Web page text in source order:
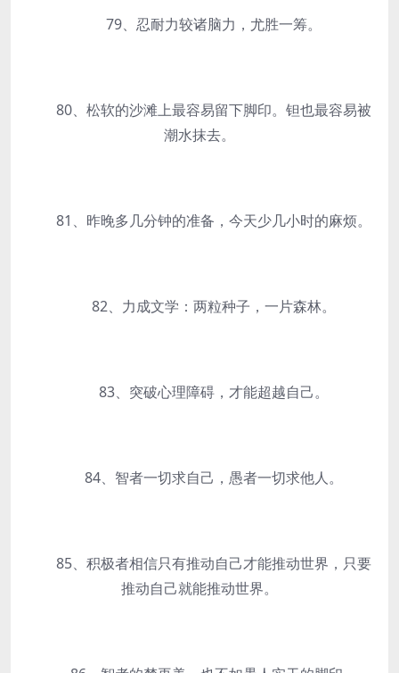
79、忍耐力较诸脑力，尤胜一筹。
80、松软的沙滩上最容易留下脚印。钽也最容易被
潮水抹去。
81、昨晚多几分钟的准备，今天少几小时的麻烦。
82、力成文学：两粒种子，一片森林。
83、突破心理障碍，才能超越自己。
84、智者一切求自己，愚者一切求他人。
85、积极者相信只有推动自己才能推动世界，只要
推动自己就能推动世界。